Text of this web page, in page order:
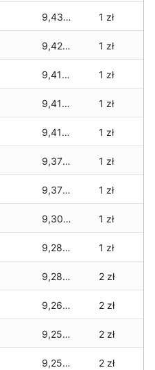
9,430 zł 1 zł
9,420 zł 1 zł
9,410 zł 1 zł
9,410 zł 1 zł
9,410 zł 1 zł
9,370 zł 1 zł
9,370 zł 1 zł
9,300 zł 1 zł
9,280 zł 1 zł
9,280 zł 2 zł
9,260 zł 2 zł
9,250 zł 2 zł
9,250 zł 2 zł